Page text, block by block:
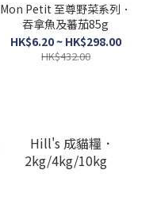
Mon Petit 至尊野菜系列．
吞拿魚及蕃茄85g
HK$6.20 ~ HK$298.00
HK$432.00